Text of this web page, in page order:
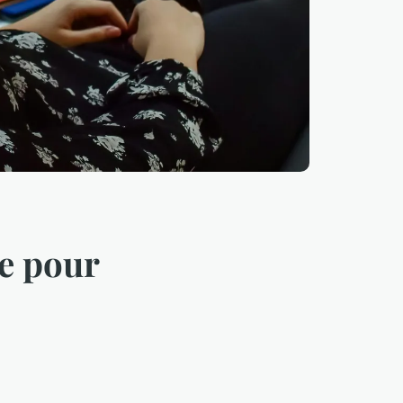
pour